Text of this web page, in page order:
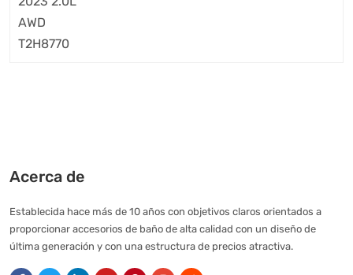
Acerca de
Establecida hace más de 10 años con objetivos claros orientados a
proporcionar accesorios de baño de alta calidad con un diseño de
última generación y con una estructura de precios atractiva.